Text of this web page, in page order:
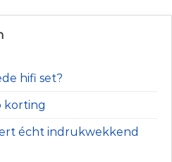
hifi set?
korting
écht indrukwekkend